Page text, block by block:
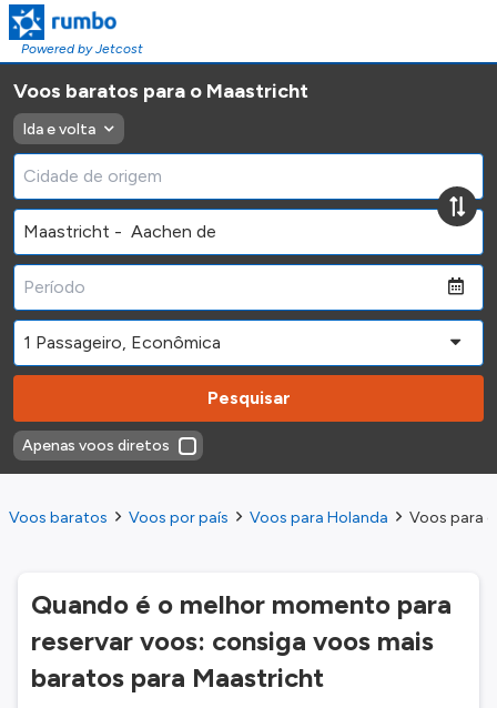
Powered by Jetcost
Voos baratos para o Maastricht
Ida e volta
Pesquisar
Apenas voos diretos
Voos baratos Voos por país Voos para Holanda Voos para
Quando é o melhor momento para
reservar voos: consiga voos mais
baratos para Maastricht